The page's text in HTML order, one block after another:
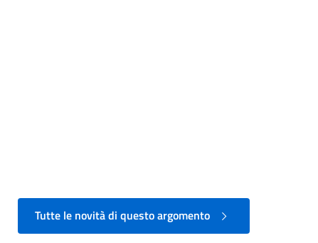
Tutte le novità di questo argomento